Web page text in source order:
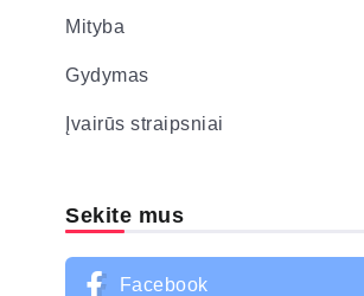
Mityba
Gydymas
Įvairūs straipsniai
Sekite mus
Facebook